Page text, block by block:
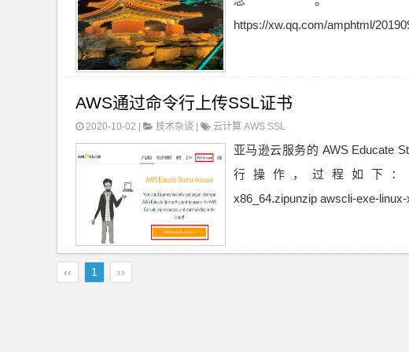
https://xw.qq.com/amphtml/
AWS通过命令行上传SSL证书
2020-10-02 | 技术杂谈 云计算 AWS SSL
亚马逊云服务的 AWS Educate
行操作，过程如下：wget
x86_64.zipunzip awscli-exe-linux-
‹‹ 1 ››